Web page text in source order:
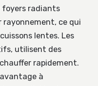
foyers radiants
ce qui
lentes. Les
utilisent des
rapidement.
à